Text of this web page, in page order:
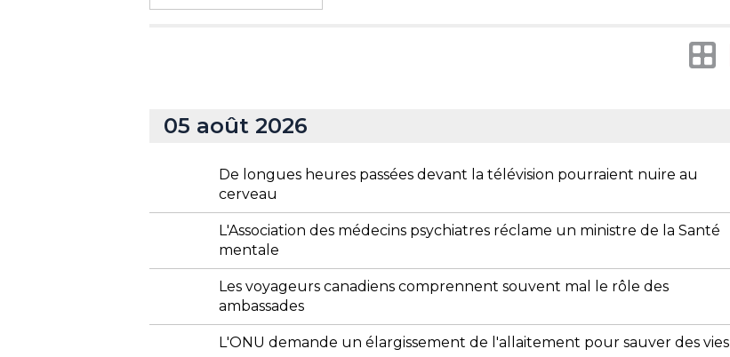
05 août 2026
De longues heures passées devant la télévision pourraient nuire au
cerveau
L'Association des médecins psychiatres réclame un ministre de la Santé
mentale
Les voyageurs canadiens comprennent souvent mal le rôle des
ambassades
L'ONU demande un élargissement de l'allaitement pour sauver des vies